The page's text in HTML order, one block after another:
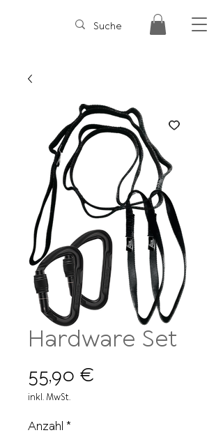
Hardware Set
55,90 €
inkl. MwSt.
Anzahl *